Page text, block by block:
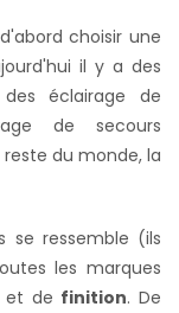
choisir une
il y a des
éclairage de
de secours
du monde, la
se ressemble (ils
les marques
et de finition. De